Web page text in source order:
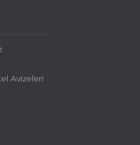
Avizeleri